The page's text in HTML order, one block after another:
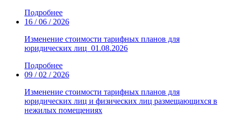
Подробнее
16 / 06 / 2026
Изменение стоимости тарифных планов для
юридических лиц_01.08.2026
Подробнее
09 / 02 / 2026
Изменение стоимости тарифных планов для
юридических лиц и физических лиц размещающихся в
нежилых помещениях